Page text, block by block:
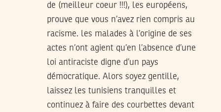
de (meilleur coeur !!!), les européens,
prouve que vous n’avez rien compris au
racisme. les malades à l’origine de ses
actes n’ont agient qu’en l’absence d’une
loi antiraciste digne d’un pays
démocratique. Alors soyez gentille,
laissez les tunisiens tranquilles et
continuez à faire des courbettes devant